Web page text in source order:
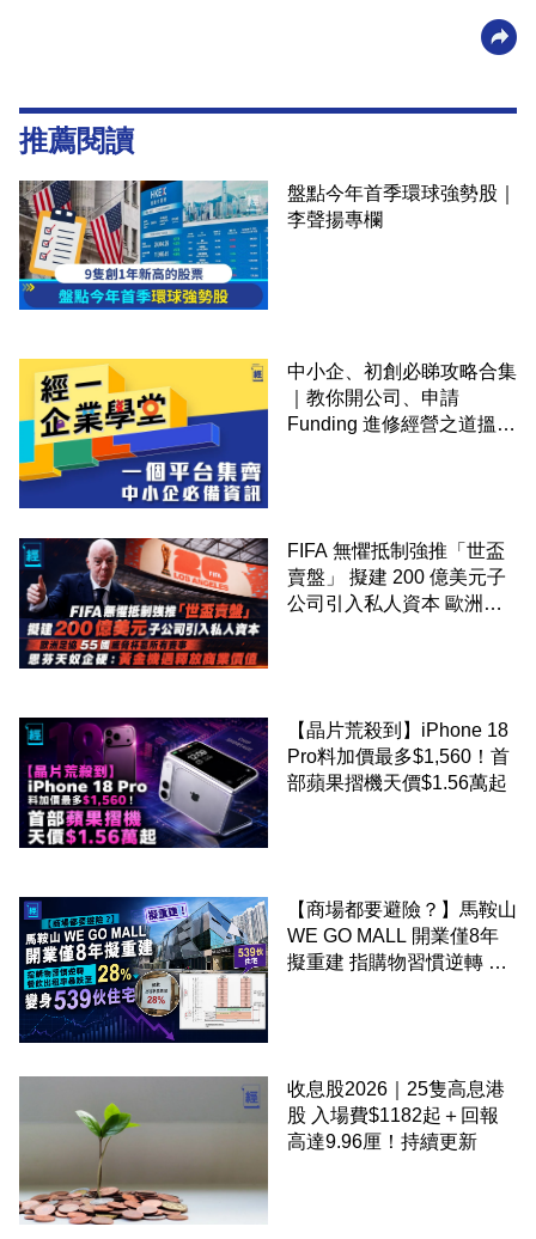
推薦閱讀
盤點今年首季環球強勢股｜
李聲揚專欄
中小企、初創必睇攻略合集
｜教你開公司、申請
Funding 進修經營之道搵大
FIFA 無懼抵制強推「世盃
賣盤」 擬建 200 億美元子
公司引入私人資本 歐洲足
【晶片荒殺到】iPhone 18
Pro料加價最多$1,560！首
部蘋果摺機天價$1.56萬起
【商場都要避險？】馬鞍山
WE GO MALL 開業僅8年
擬重建 指購物習慣逆轉 餐
收息股2026｜25隻高息港
股 入場費$1182起＋回報
高達9.96厘！持續更新